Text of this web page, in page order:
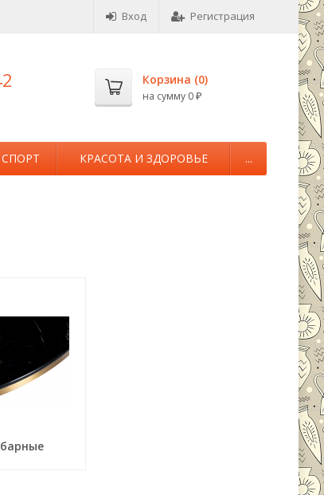
Вход Регистрация
Корзина (0)
на сумму 0 ₽
СПОРТ КРАСОТА И ЗДОРОВЬЕ ...